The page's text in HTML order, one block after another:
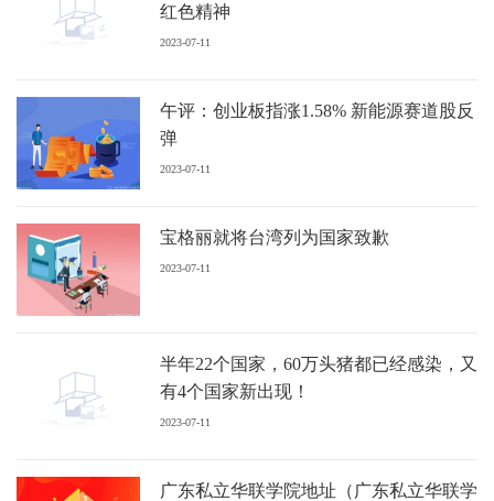
红色精神
2023-07-11
午评：创业板指涨1.58% 新能源赛道股反
弹
2023-07-11
宝格丽就将台湾列为国家致歉
2023-07-11
半年22个国家，60万头猪都已经感染，又
有4个国家新出现！
2023-07-11
广东私立华联学院地址（广东私立华联学